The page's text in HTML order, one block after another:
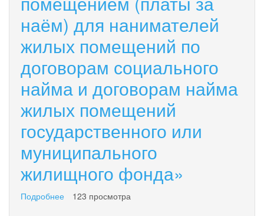
(платы
за
наём)
для
жилых
по
договорам
социального
найма
и
договорам
найма
жилых
государственного
наём) для нанимателей
жилых помещений по
договорам социального
найма и договорам найма
жилых помещений
государственного или
муниципального
жилищного фонда»
Подробнее 123 просмотра